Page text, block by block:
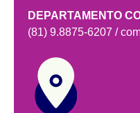
DEPARTAMENTO
(81) 9.8875-6207 /